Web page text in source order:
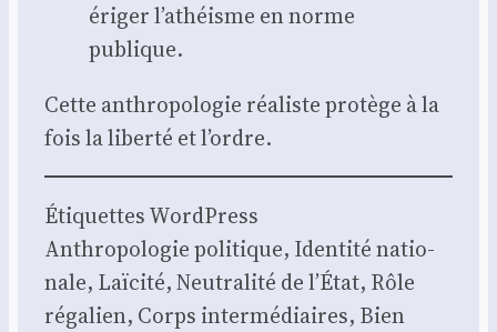
éri­ger l’athéisme en norme
publique.
Cette anthro­po­lo­gie réa­liste pro­tège à la
fois la liber­té et l’ordre.
Éti­quettes Word­Press
Anthro­po­lo­gie poli­tique, Iden­ti­té natio­
nale, Laï­ci­té, Neu­tra­li­té de l’État, Rôle
réga­lien, Corps inter­mé­diaires, Bien